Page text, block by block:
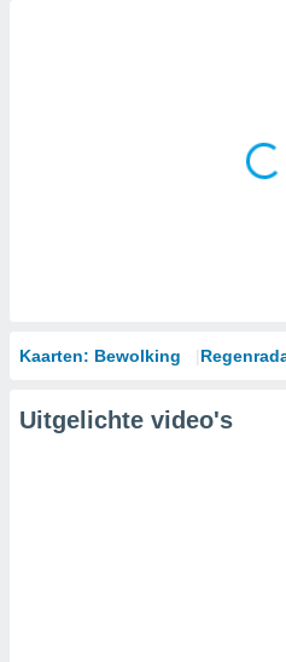
Kaarten: Bewolking
Uitgelichte video's